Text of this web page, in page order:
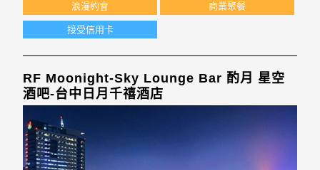
浪漫約會 商業聚餐
接受信用卡
RF Moonight-Sky Lounge Bar 酌月 星空
酒吧-台中日月千禧酒店